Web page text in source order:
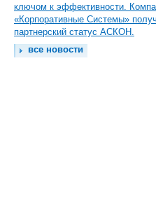
ключом к эффективности.
«Корпоративные Системы»
партнерский статус АСКОН.
все новости